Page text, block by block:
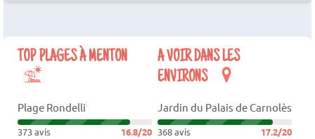
TOP PLAGES À MENTON
Plage Rondelli
373 avis 16.8/20
A VOIR DANS LES
ENVIRONS
Jardin du Palais de Carnolès
368 avis 17.2/20